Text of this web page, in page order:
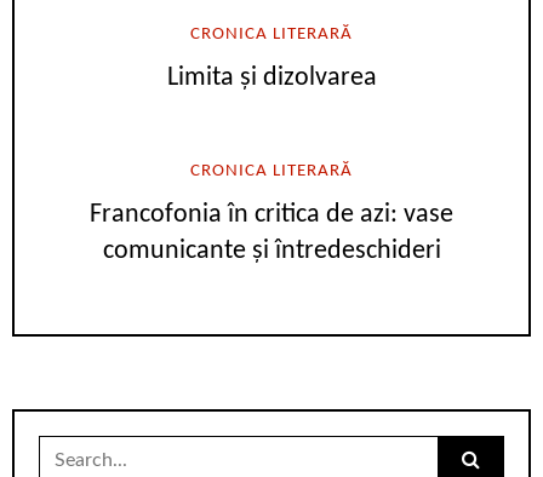
CRONICA LITERARĂ
Limita și dizolvarea
CRONICA LITERARĂ
Francofonia în critica de azi: vase
comunicante și întredeschideri
Search